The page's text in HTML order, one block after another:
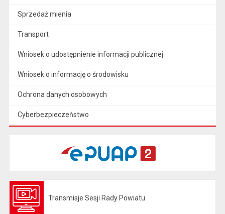
Sprzedaż mienia
Transport
Wniosek o udostępnienie informacji publicznej
Wniosek o informację o środowisku
Ochrona danych osobowych
Cyberbezpieczeństwo
Transmisje Sesji Rady Powiatu